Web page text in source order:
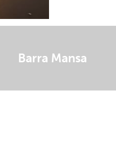
Barra Mansa